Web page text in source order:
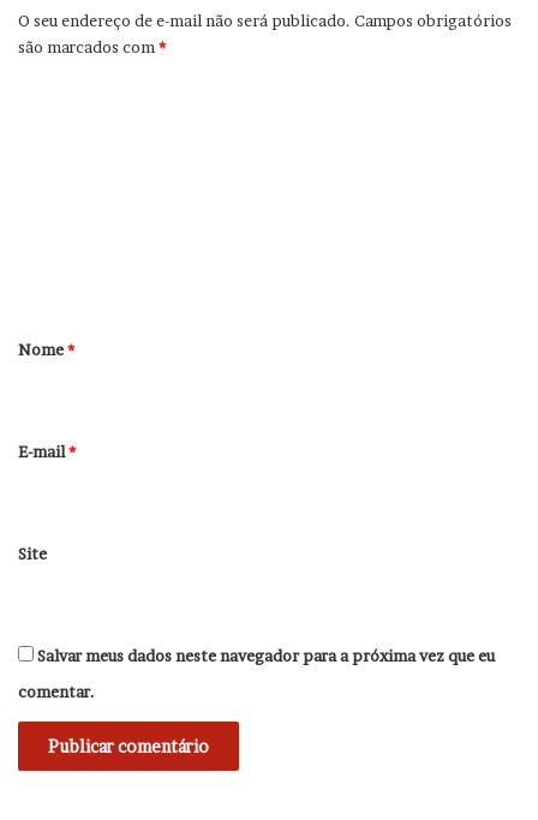
O seu endereço de e-mail não será publicado. Campos obrigatórios
são marcados com*
r
*
Nome*
E-mail*
Site
Salvar meus dados neste navegador para a próxima vez que eu
comentar.